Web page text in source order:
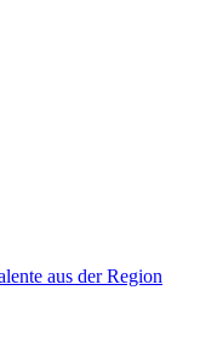
aus der Region